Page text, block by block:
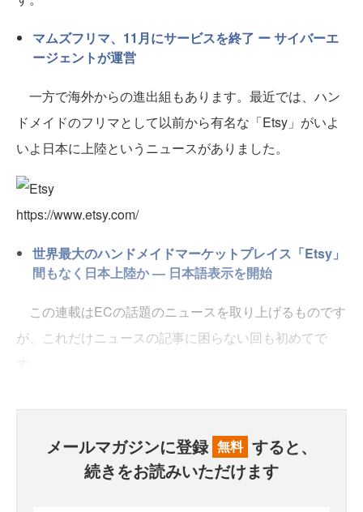
マムズフリマ、11月にサービスを終了 ー サイバーエ
ージェントが運営
一方で海外からの進出組もあります。最近では、ハン
ドメイドのフリマとして以前から有名な「Etsy」がいよ
いよ日本に上陸というニュースがありました。
https://www.etsy.com/
世界最大のハンドメイドマーケットプレイス「Etsy」
間もなく日本上陸か — 日本語表示を開始
この連載はECの話題のニュースを取り上げるものです
が、これだけニュースの記事に困らない回も初めてで
メールマガジンに登録 無料 すると、
続きをお読みいただけます